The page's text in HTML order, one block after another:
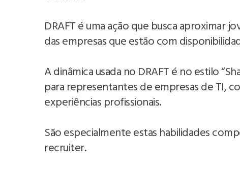
DRAFT é uma ação que busca aproximar
das empresas que estão com
A dinâmica usada no DRAFT é no estilo
para representantes de empresas de TI,
experiências profissionais.
São especialmente estas habilidades
recruiter.